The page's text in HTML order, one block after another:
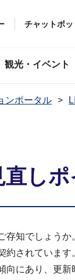
チャットボッ
観光・イベント
ンポータル
しポ
知でしょう
されていま
向にあり、更新